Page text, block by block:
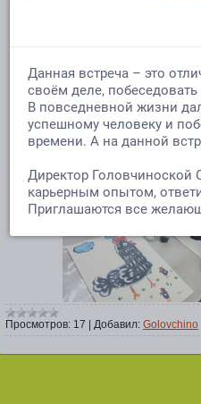
Такие мероприятия
аккуратность и
Просмотров: 17 | Добавил: Golovchino